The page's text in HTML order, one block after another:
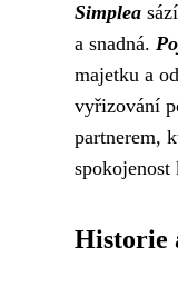
Simplea
a snadná.
majetku a
vyřizování
partnerem,
Historie